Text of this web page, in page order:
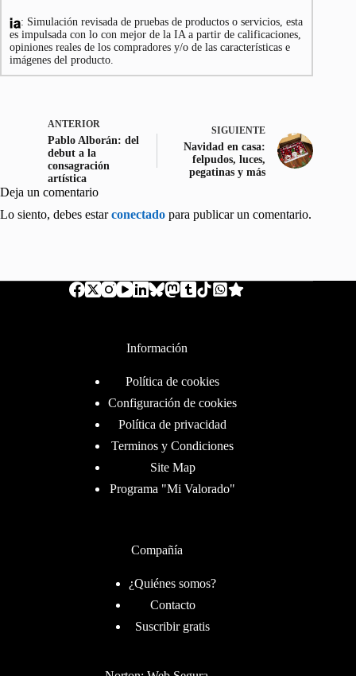
: Simulación revisada de pruebas de productos o servicios, esta
es impulsada con lo con mejor de la IA a partir de calificaciones,
opiniones reales de los compradores y/o de las características e
imágenes del producto.
ANTERIOR
Pablo Alborán: del
debut a la
consagración
artística
SIGUIENTE
Navidad en casa:
felpudos, luces,
pegatinas y más
Deja un comentario
Lo siento, debes estarconectado para publicar un comentario.
Información
Política de cookies
Configuración de cookies
Política de privacidad
Terminos y Condiciones
Site Map
Programa "Mi Valorado"
Compañía
¿Quiénes somos?
Contacto
Suscribir gratis